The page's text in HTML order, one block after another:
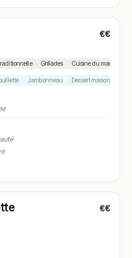
€€
Grillades Cuisine du marché
Jambonneau Dessert maison
€€